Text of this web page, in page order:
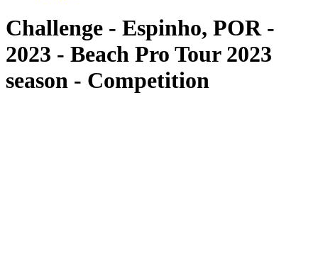
Challenge - Espinho, POR -
2023 - Beach Pro Tour 2023
season - Competition